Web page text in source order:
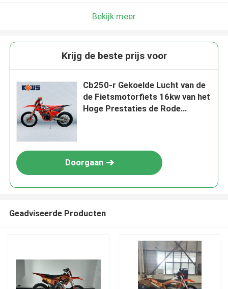
Bekijk meer
Krijg de beste prijs voor
Cb250-r Gekoelde Lucht van de
de Fietsmotorfiets 16kw van het
Hoge Prestaties de Rode
Doorgaan
Geadviseerde Producten